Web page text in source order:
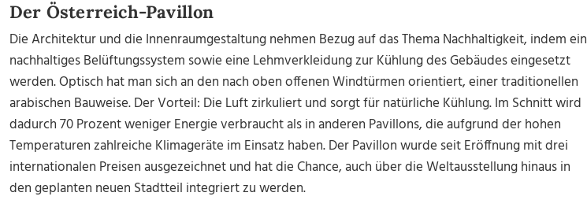
Der Österreich-Pavillon
Die Architektur und die Innenraumgestaltung nehmen Bezug auf das Thema Nachhaltigkeit, indem ein
nachhaltiges Belüftungssystem sowie eine Lehmverkleidung zur Kühlung des Gebäudes eingesetzt
werden. Optisch hat man sich an den nach oben offenen Windtürmen orientiert, einer traditionellen
arabischen Bauweise. Der Vorteil: Die Luft zirkuliert und sorgt für natürliche Kühlung. Im Schnitt wird
dadurch 70 Prozent weniger Energie verbraucht als in anderen Pavillons, die aufgrund der hohen
Temperaturen zahlreiche Klimageräte im Einsatz haben. Der Pavillon wurde seit Eröffnung mit drei
internationalen Preisen ausgezeichnet und hat die Chance, auch über die Weltausstellung hinaus in
den geplanten neuen Stadtteil integriert zu werden.